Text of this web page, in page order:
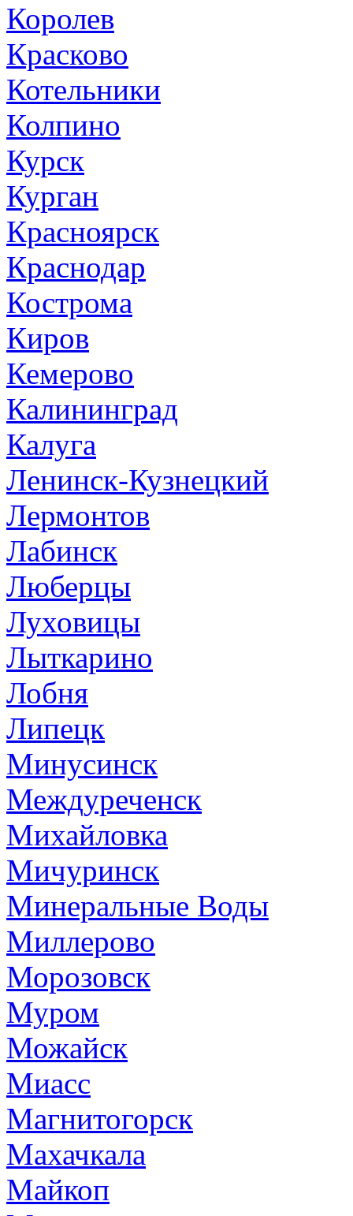
Королев
Красково
Котельники
Колпино
Курск
Курган
Красноярск
Краснодар
Кострома
Киров
Кемерово
Калининград
Калуга
Ленинск-Кузнецкий
Лермонтов
Лабинск
Люберцы
Луховицы
Лыткарино
Лобня
Липецк
Минусинск
Междуреченск
Михайловка
Мичуринск
Минеральные Воды
Миллерово
Морозовск
Муром
Можайск
Миасс
Магнитогорск
Махачкала
Майкоп